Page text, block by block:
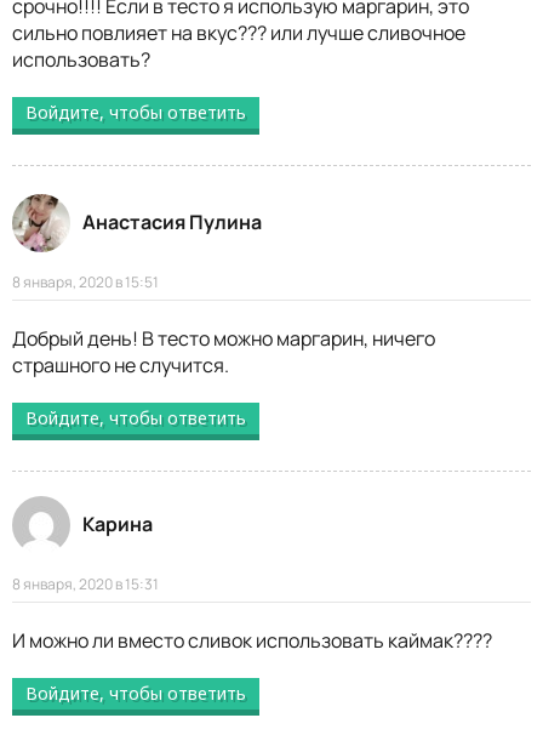
срочно!!!! Если в тесто я использую маргарин, это
сильно повлияет на вкус??? или лучше сливочное
использовать?
Войдите, чтобы ответить
Анастасия Пулина
8 января, 2020 в 15:51
Добрый день! В тесто можно маргарин, ничего
страшного не случится.
Войдите, чтобы ответить
Карина
8 января, 2020 в 15:31
И можно ли вместо сливок использовать каймак????
Войдите, чтобы ответить